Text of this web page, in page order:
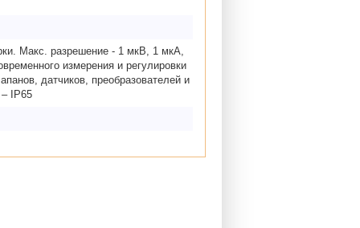
Макс. разрешение - 1 мкВ, 1 мкА,
измерения и регулировки
датчиков, преобразователей и
IP65